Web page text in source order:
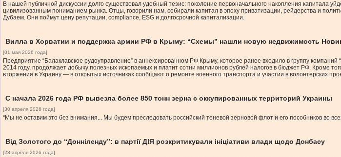
В нашей публичной дискуссии долго существовал удобный тезис: поколение первоначального накопления капитала
цивилизованным пониманием рынка. Отцы, говорили нам, собирали капитал в эпоху приватизации, рейдерства и
Дубаем. Они поймут цену репутации, compliance, ESG и долгосрочной капитализации.
Вилла в Хорватии и поддержка армии РФ в Крыму: “Схемы” нашли новую недвижимость
[01 мая 2026 года]
Предприятие “Балаклавское рудоуправление” в аннексированном РФ Крыму, которое ранее входило в группу
2014 году, продолжает добычу полезных ископаемых и платит сотни миллионов рублей налогов в бюджет РФ. Кроме
вторжения в Украину — в открытых источниках сообщают о ремонте военного транспорта и участии в волонтерских
С начала 2026 года РФ вывезла более 850 тонн зерна с оккупированных территорий Украины
[30 апреля 2026 года]
“Мы не оставим это без внимания... Мы будем преследовать российский теневой зерновой флот и его пособников во
Від Золотого до “Донніленду”: в партії ДІЯ розкритикували ініціативи влади щодо Донбасу
[28 апреля 2026 года]